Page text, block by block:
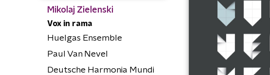
Mikolaj Zielenski
Vox in rama
Huelgas Ensemble
Paul Van Nevel
Deutsche Harmonia Mundi